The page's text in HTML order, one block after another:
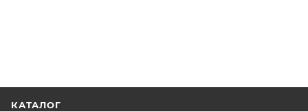
КАТАЛОГ